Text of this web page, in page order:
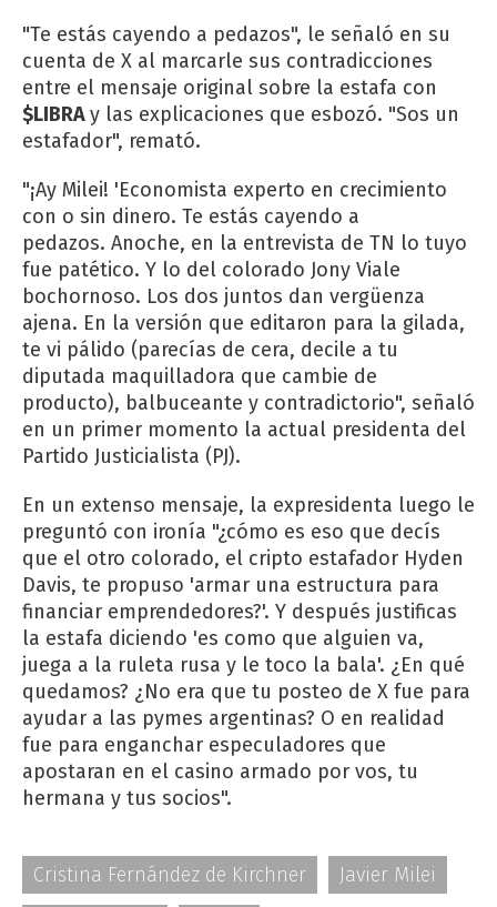
"Te estás cayendo a pedazos", le señaló en su
cuenta de X al marcarle sus contradicciones
entre el mensaje original sobre la estafa con
$LIBRAy las explicaciones que esbozó. "Sos un
estafador", remató.
"¡Ay Milei! 'Economista experto en crecimiento
con o sin dinero. Te estás cayendo a
pedazos. Anoche, en la entrevista de TN lo tuyo
fue patético. Y lo del colorado Jony Viale
bochornoso. Los dos juntos dan vergüenza
ajena. En la versión que editaron para la gilada,
te vi pálido (parecías de cera, decile a tu
diputada maquilladora que cambie de
producto), balbuceante y contradictorio", señaló
en un primer momento la actual presidenta del
Partido Justicialista (PJ).
En un extenso mensaje, la expresidenta luego le
preguntó con ironía "¿cómo es eso que decís
que el otro colorado, el cripto estafador Hyden
Davis, te propuso 'armar una estructura para
financiar emprendedores?'. Y después justificas
la estafa diciendo 'es como que alguien va,
juega a la ruleta rusa y le toco la bala'. ¿En qué
quedamos? ¿No era que tu posteo de X fue para
ayudar a las pymes argentinas? O en realidad
fue para enganchar especuladores que
apostaran en el casino armado por vos, tu
hermana y tus socios".
Cristina Fernández de Kirchner
Javier Milei